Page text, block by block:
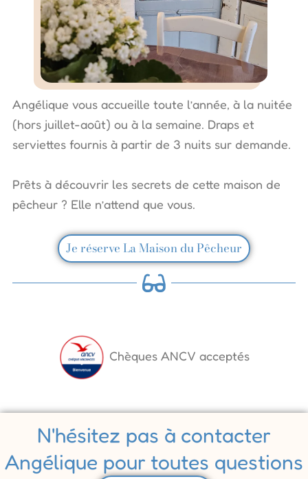
Angélique vous accueille toute l’année, à la nuitée
(hors juillet-août) ou à la semaine. Draps et
serviettes fournis à partir de 3 nuits sur demande.
Prêts à découvrir les secrets de cette maison de
pêcheur ? Elle n’attend que vous.
Je réserve La Maison du Pêcheur
Chèques ANCV acceptés
N'hésitez pas à contacter
Angélique pour toutes questions